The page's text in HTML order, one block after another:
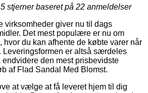
stjerner baseret på 22 anmeldelser
virksomheder giver nu til dags
Det mest populære er nu om
hvor du kan afhente de købte varer når
Leveringsformen er altså særdeles
endvidere den mest prisbevidste
af Flad Sandal Med Blomst.
at vælge at få leveret hjem til dig